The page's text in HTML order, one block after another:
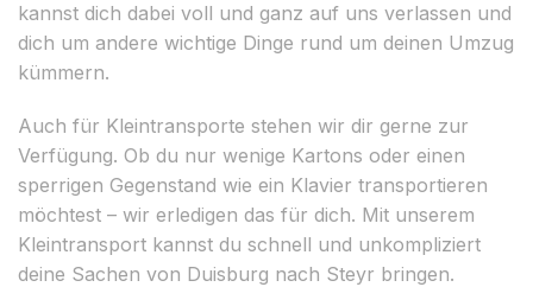
kannst dich dabei voll und ganz auf uns verlassen und
dich um andere wichtige Dinge rund um deinen Umzug
kümmern.
Auch für Kleintransporte stehen wir dir gerne zur
Verfügung. Ob du nur wenige Kartons oder einen
sperrigen Gegenstand wie ein Klavier transportieren
möchtest – wir erledigen das für dich. Mit unserem
Kleintransport kannst du schnell und unkompliziert
deine Sachen von Duisburg nach Steyr bringen.